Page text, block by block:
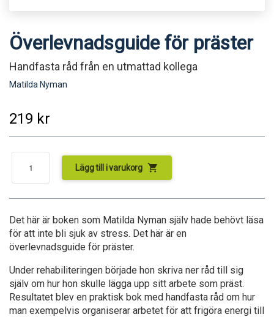
Överlevnadsguide för präster
Handfasta råd från en utmattad kollega
Matilda Nyman
219 kr
Lägg till i varukorg shopping_cart
Det här är boken som Matilda Nyman själv hade behövt läsa
för att inte bli sjuk av stress. Det här är en
överlevnadsguide för präster.
Under rehabiliteringen började hon skriva ner råd till sig
själv om hur hon skulle lägga upp sitt arbete som präst.
Resultatet blev en praktisk bok med handfasta råd om hur
man exempelvis organiserar arbetet för att frigöra energi till